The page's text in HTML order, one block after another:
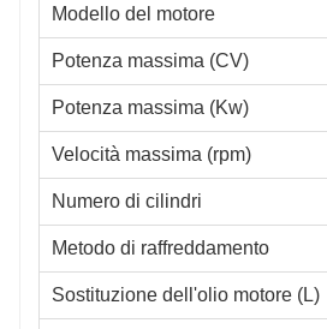
Modello del motore
Potenza massima (CV)
Potenza massima (Kw)
Velocità massima (rpm)
Numero di cilindri
Metodo di raffreddamento
Sostituzione dell'olio motore (L)